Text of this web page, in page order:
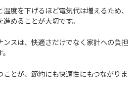
度を下げるほど電気代は増えるため、
めることが大切です。
ンスは、快適さだけでなく家計への負担
とが、節約にも快適性にもつながりま